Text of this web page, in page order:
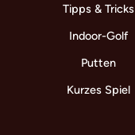
Tipps & Tricks
Indoor-Golf
Putten
Kurzes Spiel